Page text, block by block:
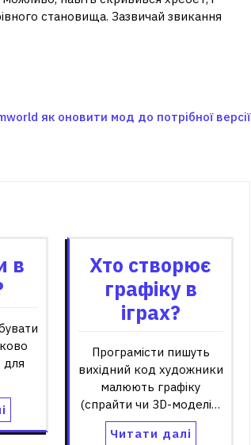
становища. Зазвичай звикання
як оновити мод до потрібної версії
в
для
Хто створює
графіку в
іграх?
Програмісти пишуть
вихідний код художники
малюють графіку
(спрайти чи 3D-моделі…
Читати далі